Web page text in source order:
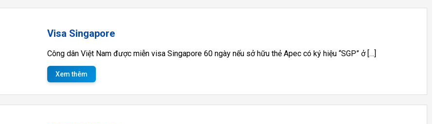
Visa Singapore
Công dân Việt Nam được miễn visa Singapore 60 ngày nếu sở hữu thẻ Apec có ký hiệu “SGP” ở […]
Xem thêm